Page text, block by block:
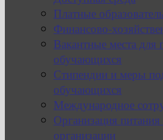
Платные
Финансово-
Вакантные места для
обучающихся
Стипендии и меры
обучающихся
Международное
Организация
организации